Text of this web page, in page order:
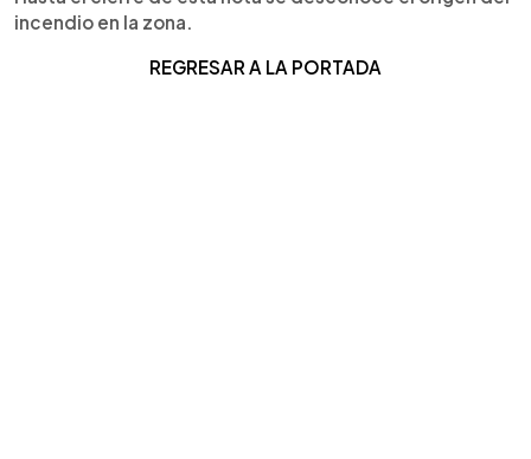
incendio en la zona.
REGRESAR A LA PORTADA